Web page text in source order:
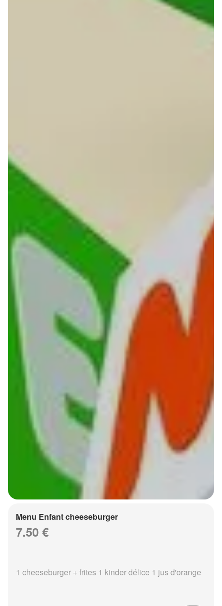
Menu Enfant cheeseburger
7.50 €
1 cheeseburger + frites 1 kinder délice 1 jus d'orange